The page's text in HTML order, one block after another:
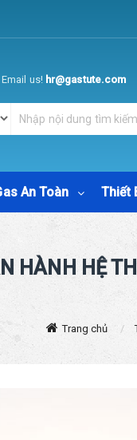
Email us! hr@gastute.com
An Toàn Thiết
HÀNH HỆ
Trang chủ